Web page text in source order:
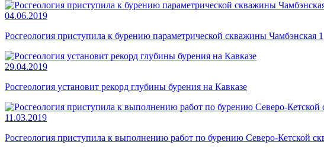
04.06.2019
Росгеология приступила к бурению параметрической скважины Чамбэнская 1
29.04.2019
Росгеология установит рекорд глубины бурения на Кавказе
11.03.2019
Росгеология приступила к выполнению работ по бурению Северо-Кетской